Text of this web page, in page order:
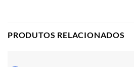
PRODUTOS RELACIONADOS